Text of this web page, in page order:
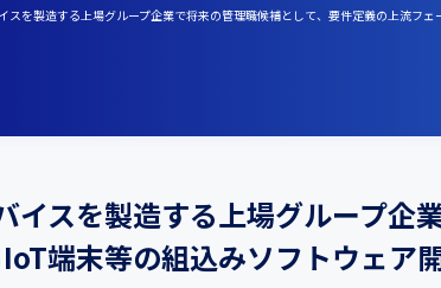
を製造する上場グループ企業で将来の管理職候補として、要件定義の上流フ
イスを製造する上場グループ企
端末等の組込みソフトウェア